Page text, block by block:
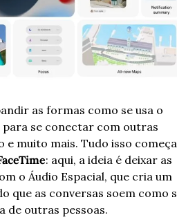
as formas como se usa o
se conectar com outras
e muito mais. Tudo isso começa
: aqui, a ideia é deixar as
o Áudio Espacial, que cria um
que as conversas soem como
de outras pessoas.